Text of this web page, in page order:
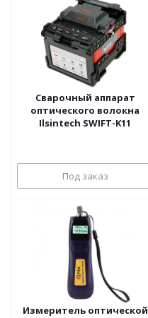
Сварочный аппарат
оптического волокна
Ilsintech SWIFT-K11
Под заказ
Измеритель оптической